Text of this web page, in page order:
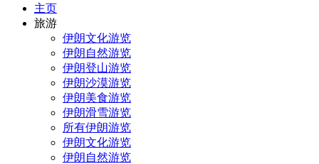
主页
旅游
伊朗文化游览
伊朗自然游览
伊朗登山游览
伊朗沙漠游览
伊朗美食游览
伊朗滑雪游览
所有伊朗游览
伊朗文化游览
伊朗自然游览